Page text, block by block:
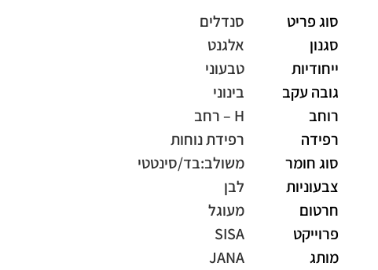
סוג פריט
סנדלים
סגנון
אלגנט
ייחודיות
טבעוני
גובה עקב
בינוני
רוחב
H – רחב
רפידה
רפידת נוחות
סוג חומר
משולב:בד/סינטטי
צבעוניות
לבן
חרטום
מעוגל
פרוייקט
SISA
מותג
JANA